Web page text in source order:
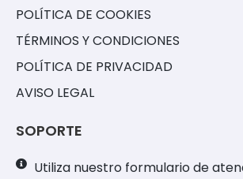
POLÍTICA DE COOKIES
TÉRMINOS Y CONDICIONES
POLÍTICA DE PRIVACIDAD
AVISO LEGAL
SOPORTE
Utiliza nuestro formulario de